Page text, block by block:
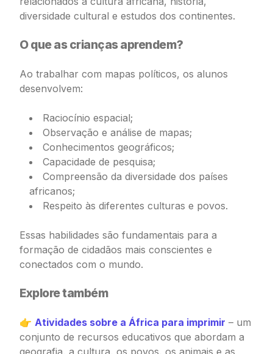
diversidade cultural e estudos dos continentes.
O que as crianças aprendem?
Ao trabalhar com mapas políticos, os alunos
desenvolvem:
Raciocínio espacial;
Observação e análise de mapas;
Conhecimentos geográficos;
Capacidade de pesquisa;
Compreensão da diversidade dos países
africanos;
Respeito às diferentes culturas e povos.
Essas habilidades são fundamentais para a
formação de cidadãos mais conscientes e
conectados com o mundo.
Explore também
👉 Atividades sobre a África para imprimir – um
conjunto de recursos educativos que abordam a
geografia, a cultura, os povos, os animais e as